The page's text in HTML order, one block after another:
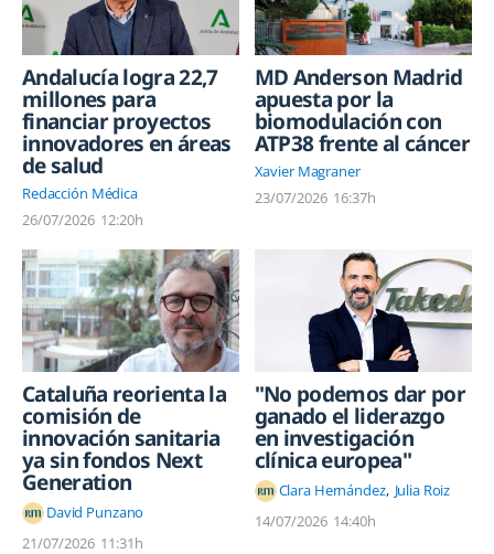
Andalucía logra 22,7
millones para
financiar proyectos
innovadores en áreas
de salud
Redacción Médica
26/07/2026 12:20h
MD Anderson Madrid
apuesta por la
biomodulación con
ATP38 frente al cáncer
Xavier Magraner
23/07/2026 16:37h
Cataluña reorienta la
comisión de
innovación sanitaria
ya sin fondos Next
Generation
David Punzano
21/07/2026 11:31h
"No podemos dar por
ganado el liderazgo
en investigación
clínica europea"
Clara Hernández Julia Roiz
14/07/2026 14:40h